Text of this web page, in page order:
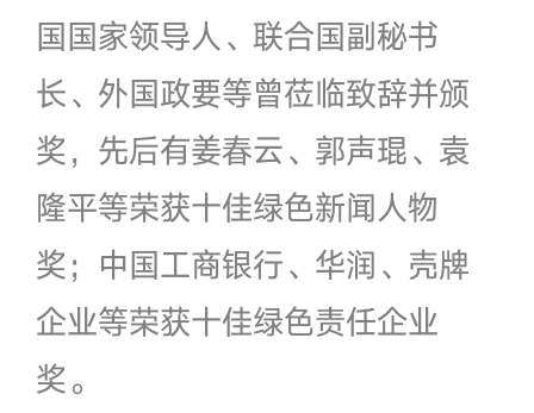
国国家领导人、联合国副秘书
长、外国政要等曾莅临致辞并颁
奖，先后有姜春云、郭声琨、袁
隆平等荣获十佳绿色新闻人物
奖；中国工商银行、华润、壳牌
企业等荣获十佳绿色责任企业
奖。